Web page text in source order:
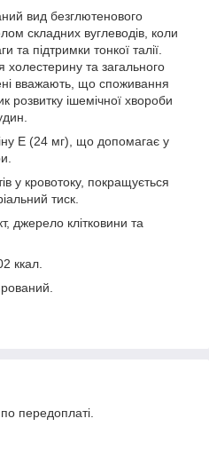
вид безглютенового
складних вуглеводів, коли
та підтримки тонкої талії.
холестерину та загального
вважають, що споживання
ішемічної хвороби
Е (24 мг), що допомагає у
у кровотоку, покращується
тиск.
джерело клітковини та
ккал.
передоплаті.